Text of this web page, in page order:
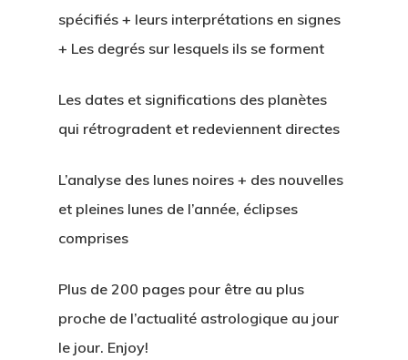
spécifiés + leurs interprétations en signes
+ Les degrés sur lesquels ils se forment
Les dates et significations des planètes
qui rétrogradent et redeviennent directes
L’analyse des lunes noires + des nouvelles
et pleines lunes de l’année, éclipses
comprises
Plus de 200 pages pour être au plus
proche de l’actualité astrologique au jour
le jour. Enjoy!
Prestations &